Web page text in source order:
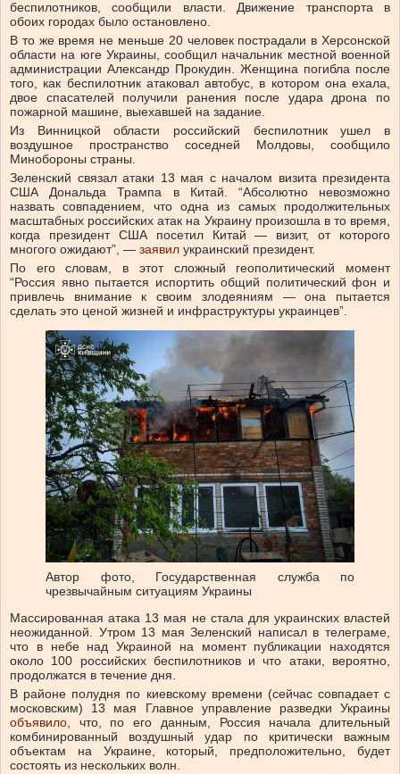
беспилотников, сообщили власти. Движение транспорта в
обоих городах было остановлено.
В то же время не меньше 20 человек пострадали в Херсонской
области на юге Украины, сообщил начальник местной военной
администрации Александр Прокудин. Женщина погибла после
того, как беспилотник атаковал автобус, в котором она ехала,
двое спасателей получили ранения после удара дрона по
пожарной машине, выехавшей на задание.
Из Винницкой области российский беспилотник ушел в
воздушное пространство соседней Молдовы, сообщило
Минобороны страны.
Зеленский связал атаки 13 мая с началом визита президента
США Дональда Трампа в Китай. “Абсолютно невозможно
назвать совпадением, что одна из самых продолжительных
масштабных российских атак на Украину произошла в то время,
когда президент США посетил Китай — визит, от которого
многого ожидают”, — заявил украинский президент.
По его словам, в этот сложный геополитический момент
“Россия явно пытается испортить общий политический фон и
привлечь внимание к своим злодеяниям — она пытается
сделать это ценой жизней и инфраструктуры украинцев”.
Автор фото, Государственная служба по
чрезвычайным ситуациям Украины
Массированная атака 13 мая не стала для украинских властей
неожиданной. Утром 13 мая Зеленский написал в телеграме,
что в небе над Украиной на момент публикации находятся
около 100 российских беспилотников и что атаки, вероятно,
продолжатся в течение дня.
В районе полудня по киевскому времени (сейчас совпадает с
московским) 13 мая Главное управление разведки Украины
объявило , что, по его данным, Россия начала длительный
комбинированный воздушный удар по критически важным
объектам на Украине, который, предположительно, будет
состоять из нескольких волн.